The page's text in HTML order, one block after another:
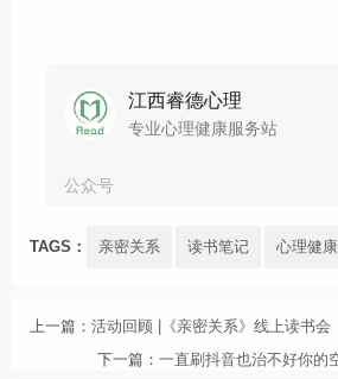
江西睿德心理
专业心理健康服务站
公众号
TAGS： 亲密关系 读书笔记 心理健康
上一篇： 活动回顾 |《亲密关系》线上读书会
下一篇： 一直刷抖音也治不好你的